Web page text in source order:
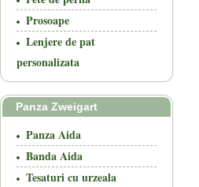
Prosoape
Lenjere de pat
personalizata
Panza Zweigart
Panza Aida
Banda Aida
Tesaturi cu urzeala